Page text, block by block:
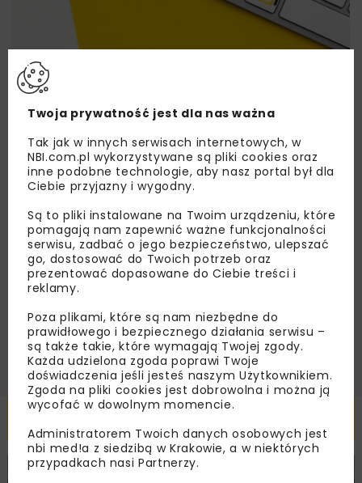
Lubisz wiedzieć więcej?
Zapisz się do newslettera aby otrzymywać od
zaproszenia na wydarzenia, atrakcyjne oferty i
dedykowane akcje specjalne.
Zapoznałam/em się zPolityką Prywatnościi
Regulaminemoraz wyrażam zgodę na otrzymywanie na
podany przeze mnie adres e-mail korespondencji
handlowej w postaci newslettera.
ZAPISZ MNIE
Powiązane artykuły
Twoja prywatność jest dla nas ważna
Tak jak w innych serwisach internetowych, w
NBI.com.pl wykorzystywane są pliki cookies oraz
inne podobne technologie, aby nasz portal był dla
Ciebie przyjazny i wygodny.
Są to pliki instalowane na Twoim urządzeniu, które
pomagają nam zapewnić ważne funkcjonalności
serwisu, zadbać o jego bezpieczeństwo, ulepszać
go, dostosować do Twoich potrzeb oraz
prezentować dopasowane do Ciebie treści i
reklamy.
Poza plikami, które są nam niezbędne do
prawidłowego i bezpiecznego działania serwisu –
są także takie, które wymagają Twojej zgody.
Każda udzielona zgoda poprawi Twoje
doświadczenia jeśli jesteś naszym Użytkownikiem.
Zgoda na pliki cookies jest dobrowolna i można ją
wycofać w dowolnym momencie.
Administratorem Twoich danych osobowych jest
nbi med!a z siedzibą w Krakowie, a w niektórych
przypadkach nasi Partnerzy.